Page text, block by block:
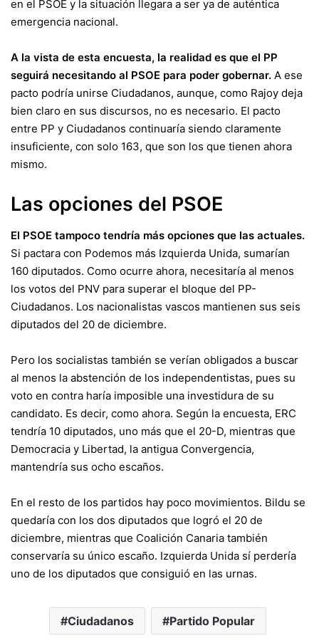
en el PSOE y la situación llegara a ser ya de auténtica
emergencia nacional.
A la vista de esta encuesta, la realidad es que el PP
seguirá necesitando al PSOE para poder gobernar. A ese
pacto podría unirse Ciudadanos, aunque, como Rajoy deja
bien claro en sus discursos, no es necesario. El pacto
entre PP y Ciudadanos continuaría siendo claramente
insuficiente, con solo 163, que son los que tienen ahora
mismo.
Las opciones del PSOE
El PSOE tampoco tendría más opciones que las actuales.
Si pactara con Podemos más Izquierda Unida, sumarían
160 diputados. Como ocurre ahora, necesitaría al menos
los votos del PNV para superar el bloque del PP-
Ciudadanos. Los nacionalistas vascos mantienen sus seis
diputados del 20 de diciembre.
Pero los socialistas también se verían obligados a buscar
al menos la abstención de los independentistas, pues su
voto en contra haría imposible una investidura de su
candidato. Es decir, como ahora. Según la encuesta, ERC
tendría 10 diputados, uno más que el 20-D, mientras que
Democracia y Libertad, la antigua Convergencia,
mantendría sus ocho escaños.
En el resto de los partidos hay poco movimientos. Bildu se
quedaría con los dos diputados que logró el 20 de
diciembre, mientras que Coalición Canaria también
conservaría su único escaño. Izquierda Unida sí perdería
uno de los diputados que consiguió en las urnas.
Ciudadanos Partido Popular